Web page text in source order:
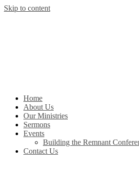
Skip to content
Home
About Us
Our Ministries
Sermons
Events
Building the Remnant
Contact Us